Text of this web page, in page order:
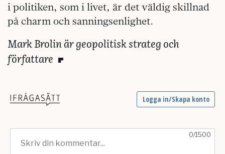
i politiken, som i livet, är det väldig skillnad
på charm och sanningsenlighet.
Mark Brolin är geopolitisk strateg och
författare